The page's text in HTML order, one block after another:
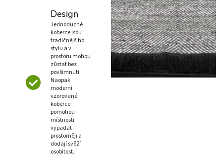
Design
Jednoduché
koberce jsou
tradičnějšího
stylu a v
prostoru mohou
zůstat bez
povšimnutí.
Naopak
moderní
vzorované
koberce
pomohou
místnosti
vypadat
prostorněji a
dodají svěží
osobitost.